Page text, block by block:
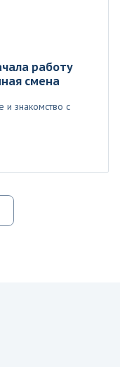
работу
смена
и знакомство с